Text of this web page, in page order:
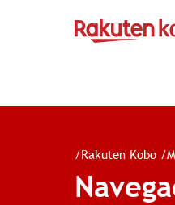
/Rakuten Kobo /